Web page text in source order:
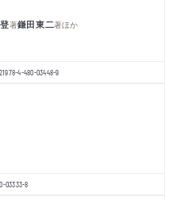
著鎌田東二著ほか
978-4-480-03448-9
03333-8